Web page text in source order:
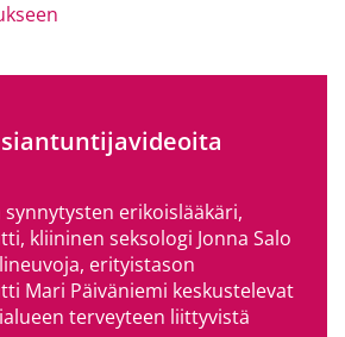
erikoislääkäri,
kliininen seksologi Jonna Salo
erityistason
Mari Päiväniemi keskustelevat
terveyteen liittyvistä